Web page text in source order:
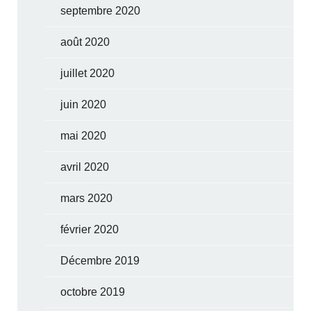
septembre 2020
août 2020
juillet 2020
juin 2020
mai 2020
avril 2020
mars 2020
février 2020
Décembre 2019
octobre 2019